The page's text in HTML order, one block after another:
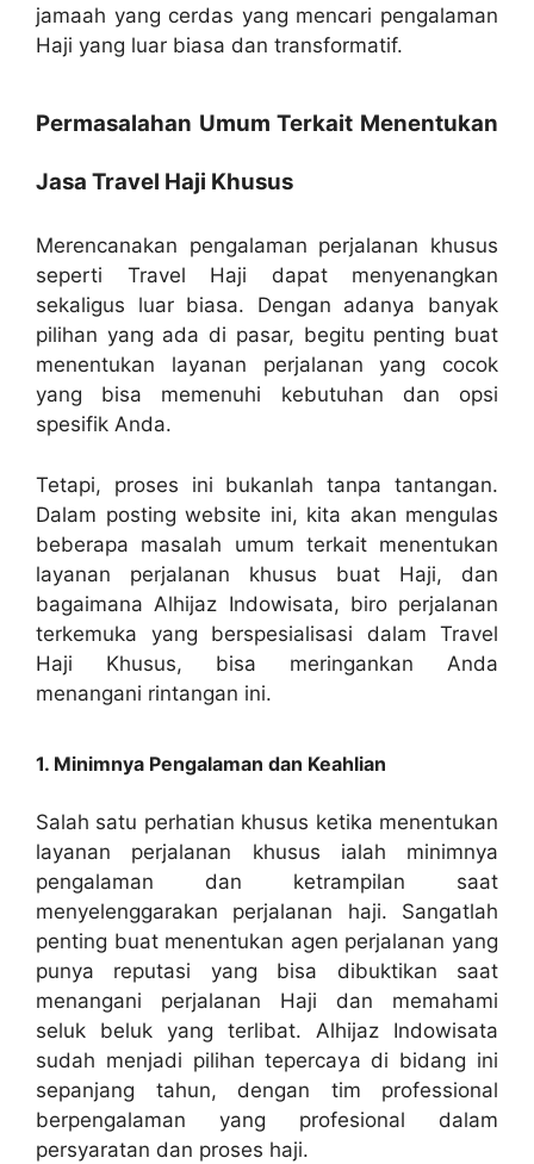
jamaah yang cerdas yang mencari pengalaman
Haji yang luar biasa dan transformatif.
Permasalahan Umum Terkait Menentukan
Jasa Travel Haji Khusus
Merencanakan pengalaman perjalanan khusus
seperti Travel Haji dapat menyenangkan
sekaligus luar biasa. Dengan adanya banyak
pilihan yang ada di pasar, begitu penting buat
menentukan layanan perjalanan yang cocok
yang bisa memenuhi kebutuhan dan opsi
spesifik Anda.
Tetapi, proses ini bukanlah tanpa tantangan.
Dalam posting website ini, kita akan mengulas
beberapa masalah umum terkait menentukan
layanan perjalanan khusus buat Haji, dan
bagaimana Alhijaz Indowisata, biro perjalanan
terkemuka yang berspesialisasi dalam Travel
Haji Khusus, bisa meringankan Anda
menangani rintangan ini.
1. Minimnya Pengalaman dan Keahlian
Salah satu perhatian khusus ketika menentukan
layanan perjalanan khusus ialah minimnya
pengalaman dan ketrampilan saat
menyelenggarakan perjalanan haji. Sangatlah
penting buat menentukan agen perjalanan yang
punya reputasi yang bisa dibuktikan saat
menangani perjalanan Haji dan memahami
seluk beluk yang terlibat. Alhijaz Indowisata
sudah menjadi pilihan tepercaya di bidang ini
sepanjang tahun, dengan tim professional
berpengalaman yang profesional dalam
persyaratan dan proses haji.